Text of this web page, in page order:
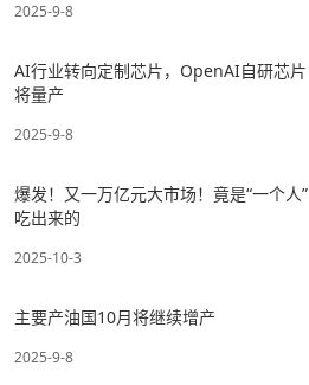
2025-9-8
AI行业转向定制芯片，OpenAI自研芯片
将量产
2025-9-8
爆发！又一万亿元大市场！竟是“一个人”
吃出来的
2025-10-3
主要产油国10月将继续增产
2025-9-8